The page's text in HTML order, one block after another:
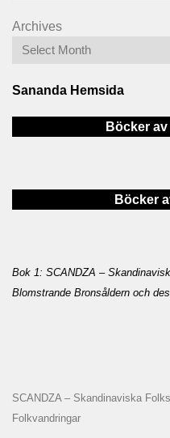
Archives
Sananda Hemsida
Böcker
Böcker
Bok 1: SCANDZA –
Blomstrande Bronsåldern och
SCANDZA – Skandinaviska
Folkvandringar